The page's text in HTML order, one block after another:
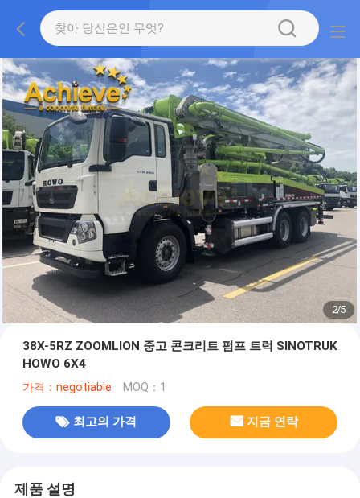
2/5
38X-5RZ ZOOMLION 중고 콘크리트 펌프 트럭 SINOTRUK
HOWO 6X4
가격：negotiable MOQ：1
최고의 가격 지금 연락
제품 설명